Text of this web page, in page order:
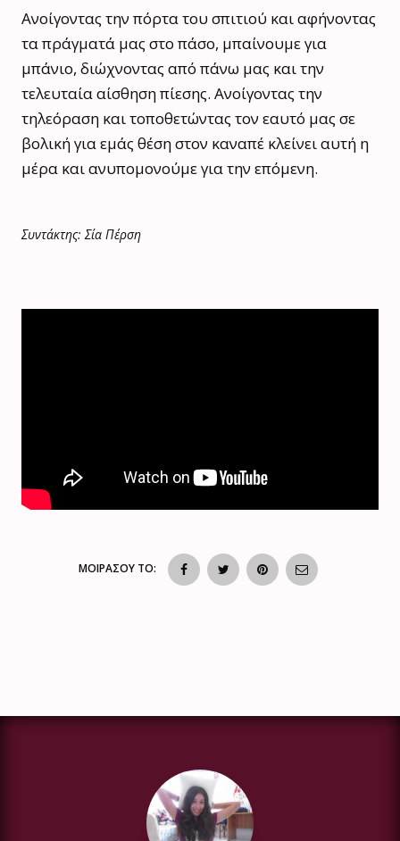
Ανοίγοντας την πόρτα του σπιτιού και αφήνοντας
τα πράγματά μας στο πάσο, μπαίνουμε για
μπάνιο, διώχνοντας από πάνω μας και την
τελευταία αίσθηση πίεσης. Ανοίγοντας την
τηλεόραση και τοποθετώντας τον εαυτό μας σε
βολική για εμάς θέση στον καναπέ κλείνει αυτή η
μέρα και ανυπομονούμε για την επόμενη.
Συντάκτης: Σία Πέρση
ΜΟΙΡΑΣΟΥ ΤΟ: